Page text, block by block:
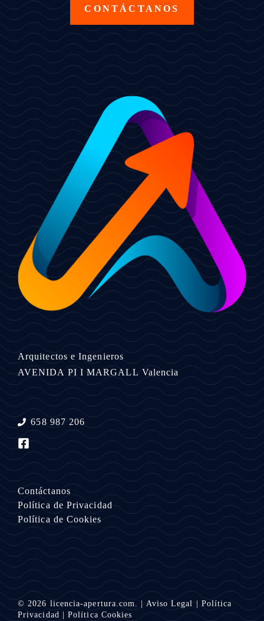
CONTÁCTANOS
Arquitectos e Ingenieros
AVENIDA PI I MARGALL Valencia
658 987 206
Contáctanos
Política de Privacidad
Política de Cookies
© 2026 licencia-apertura.com. Aviso Legal
Política
Privacidad |Política Cookies